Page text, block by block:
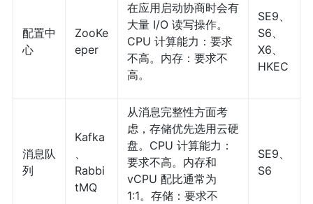
配置中
心
ZooKe
eper
在应用启动协商时会有
大量 I/O 读写操作。
CPU 计算能力：要求
不高。内存：要求不
高。
SE9、
S6、
X6、
HKEC
消息队
列
Kafka
、
Rabbi
tMQ
从消息完整性方面考
虑，存储优先选用云硬
盘。CPU 计算能力：
要求不高。内存和
vCPU 配比通常为
1:1。存储：要求不
SE9、
S6